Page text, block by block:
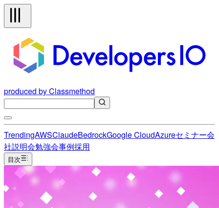
produced by Classmethod
TrendingAWSClaudeBedrockGoogle CloudAzureセミナー会
社説明会勉強会事例採用
目次